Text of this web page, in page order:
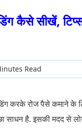
सीखें, टिप्स,
Read
करके रोज पैसे कमाने के
साधन है. इसकी मदद से